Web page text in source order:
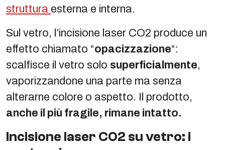
struttura esterna e interna.
Sul vetro, l’incisione laser CO2 produce un
effetto chiamato “opacizzazione“:
scalfisce il vetro solo superficialmente,
vaporizzandone una parte ma senza
alterarne colore o aspetto. Il prodotto,
anche il più fragile, rimane intatto.
Incisione laser CO2 su vetro: i